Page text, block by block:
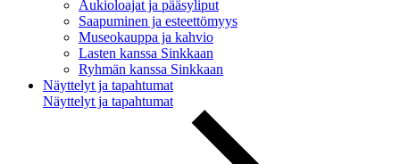
Aukioloajat ja pääsyliput
Saapuminen ja esteettömyys
Museokauppa ja kahvio
Lasten kanssa Sinkkaan
Ryhmän kanssa Sinkkaan
Näyttelyt ja tapahtumat
Näyttelyt ja tapahtumat